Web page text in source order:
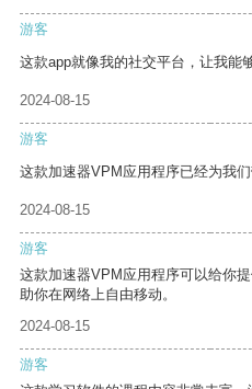
游客
这款app就像我的社交平台，让我能
2024-08-15
游客
这款加速器VPM应用程序已经为我
2024-08-15
游客
这款加速器VPM应用程序可以给你
助你在网络上自由移动。
2024-08-15
游客